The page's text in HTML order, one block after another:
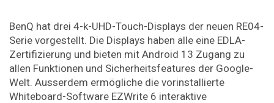
BenQ hat drei 4-k-UHD-Touch-Displays der neuen RE04-
Serie vorgestellt. Die Displays haben alle eine EDLA-
Zertifizierung und bieten mit Android 13 Zugang zu
allen Funktionen und Sicherheitsfeatures der Google-
Welt. Ausserdem ermögliche die vorinstallierte
Whiteboard-Software EZWrite 6 interaktive